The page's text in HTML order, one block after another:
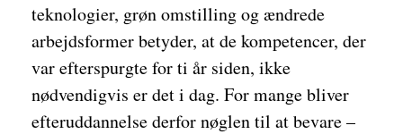
teknologier, grøn omstilling og ændrede
arbejdsformer betyder, at de kompetencer, der
var efterspurgte for ti år siden, ikke
nødvendigvis er det i dag. For mange bliver
efteruddannelse derfor nøglen til at bevare –